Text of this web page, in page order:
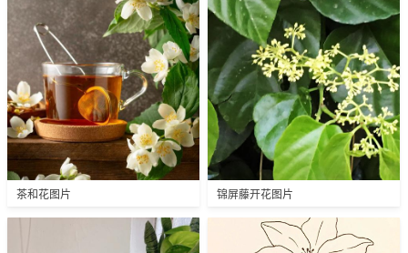
茶和花图片 锦屏藤开花图片